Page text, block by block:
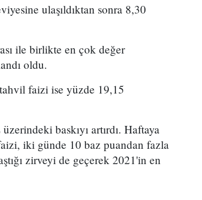
ulaşıldıktan sonra 8,30
ile birlikte en çok değer
oldu.
faizi ise yüzde 19,15
baskıyı artırdı. Haftaya
iki günde 10 baz puandan fazla
zirveyi de geçerek 2021'in en